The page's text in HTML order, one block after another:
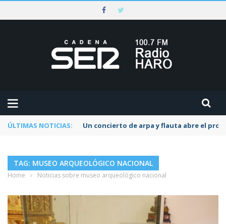
ÚLTIMAS NOTICIAS: Un concierto de arpa y flauta abre el
TAG: MUSEO ARQUEOLÓGICO NACIONAL
Home › Noticias sobre museo arqueológico nacional